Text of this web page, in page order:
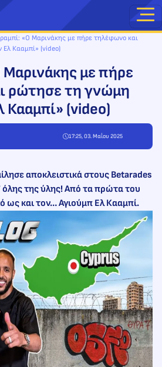
«Ο Μαρινάκης με πήρε τηλέφωνο και
Κααμπί» (video)
με πήρε
ρώτησε τη γνώμη
Κααμπί» (video)
17:25, 03. Μαΐου 2025
αποκλειστικά στους Betarades
όλης της ύλης! Από τα πρώτα του
ως και τον… Αγιούμπ Ελ Κααμπί.